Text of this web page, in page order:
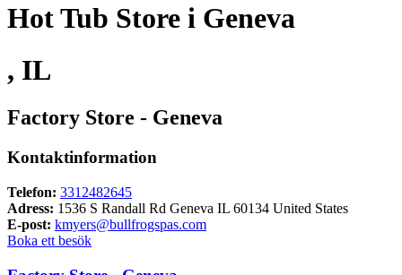
Hot Tub Store i Geneva
, IL
Factory Store - Geneva
Kontaktinformation
Telefon: 3312482645
Adress: 1536 S Randall Rd Geneva IL 60134 United States
E-post: kmyers@bullfrogspas.com
Boka ett besök